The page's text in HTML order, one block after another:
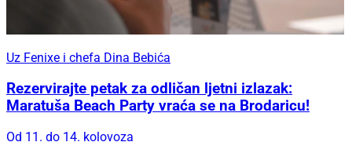
Uz Fenixe i chefa Dina Bebića
Rezervirajte petak za odličan ljetni izlazak:
Maratuša Beach Party vraća se na Brodaricu!
Od 11. do 14. kolovoza